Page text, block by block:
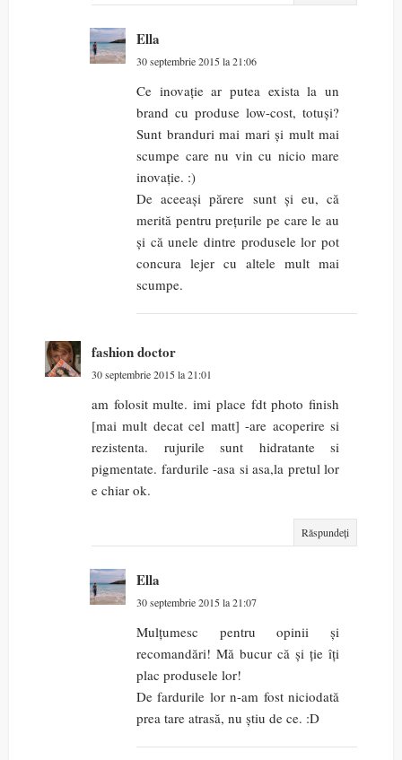
Ella
30 septembrie 2015 la 21:06
Ce inovație ar putea exista la un
brand cu produse low-cost, totuși?
Sunt branduri mai mari și mult mai
scumpe care nu vin cu nicio mare
inovație. :)
De aceeași părere sunt și eu, că
merită pentru prețurile pe care le au
și că unele dintre produsele lor pot
concura lejer cu altele mult mai
scumpe.
fashion doctor
30 septembrie 2015 la 21:01
am folosit multe. imi place fdt photo finish
[mai mult decat cel matt] -are acoperire si
rezistenta. rujurile sunt hidratante si
pigmentate. fardurile -asa si asa,la pretul lor
e chiar ok.
Răspundeți
Ella
30 septembrie 2015 la 21:07
Mulțumesc pentru opinii și
recomandări! Mă bucur că și ție îți
plac produsele lor!
De fardurile lor n-am fost niciodată
prea tare atrasă, nu știu de ce. :D